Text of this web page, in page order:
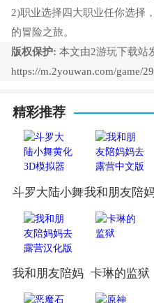
2)职业选择四大职业任你选择
的冒险之旅。
版权保护: 本文由2游玩下载站
https://m.2youwan.com/game/
精彩推荐
斗罗大陆小舞黄化3D模拟
我和朋友陪
我和朋友陪妈妈去露营汉
卡琳的监狱